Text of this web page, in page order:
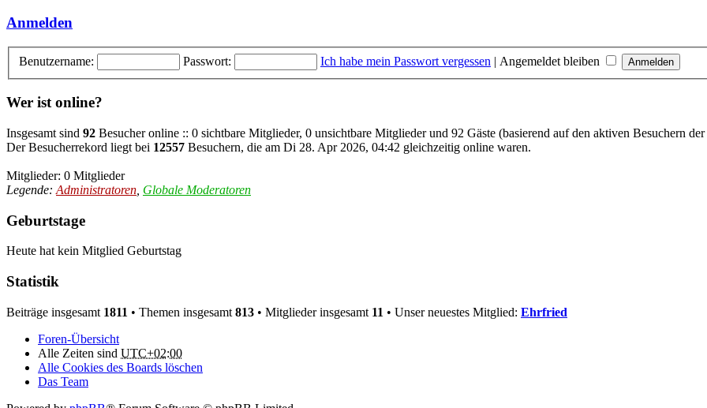
Anmelden
Benutzername: Passwort: Ich habe mein Passwort vergessen | Angemeldet bleiben
Wer ist online?
Insgesamt sind 92 Besucher online :: 0 sichtbare Mitglieder, 0 unsichtbare Mitglieder und 92 Gäste (basierend auf den aktiven Besuchern
Der Besucherrekord liegt bei 12557 Besuchern, die am Di 28. Apr 2026, 04:42 gleichzeitig online waren.
Mitglieder: 0 Mitglieder
Legende: Administratoren Globale Moderatoren
Geburtstage
Heute hat kein Mitglied Geburtstag
Statistik
Beiträge insgesamt 1811 • Themen insgesamt 813 • Mitglieder insgesamt 11 • Unser neuestes Mitglied: Ehrfried
Foren-Übersicht
Alle Zeiten sind UTC+02:00
Alle Cookies des Boards löschen
Das Team